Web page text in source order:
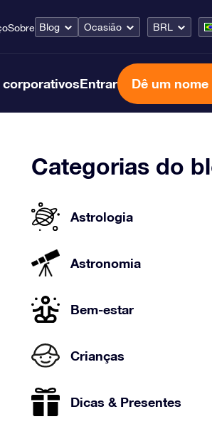
Sobre Blog Ocasião BRL
corporativosEntrar Dê um
Categorias do
Astrologia
Astronomia
Bem-estar
Crianças
Dicas & Presentes